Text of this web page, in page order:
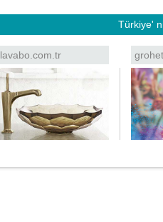
Türkiye'
lavabo.com.tr